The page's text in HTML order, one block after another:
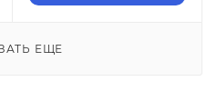
ЕЩЕ